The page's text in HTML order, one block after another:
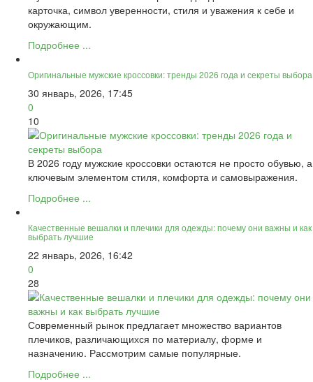
карточка, символ уверенности, стиля и уважения к себе и
окружающим.
Подробнее ...
Оригинальные мужские кроссовки: тренды 2026 года и секреты выбора
30 январь, 2026, 17:45
0
10
В 2026 году мужские кроссовки остаются не просто обувью, а
ключевым элементом стиля, комфорта и самовыражения.
Подробнее ...
Качественные вешалки и плечики для одежды: почему они важны и как
выбрать лучшие
22 январь, 2026, 16:42
0
28
Современный рынок предлагает множество вариантов
плечиков, различающихся по материалу, форме и
назначению. Рассмотрим самые популярные.
Подробнее ...